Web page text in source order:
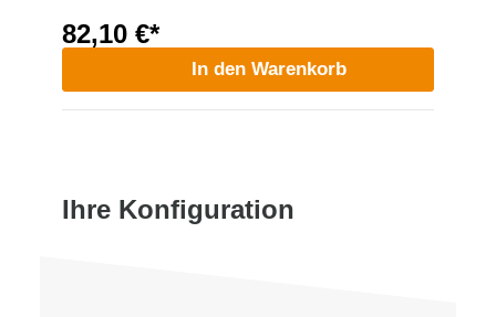
82,10 €*
In den Warenkorb
Ihre Konfiguration